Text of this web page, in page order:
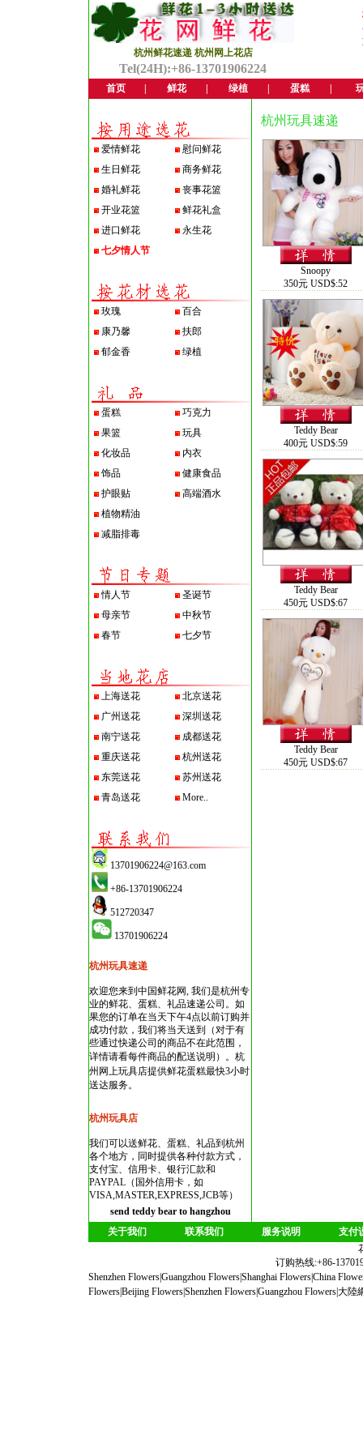
杭州鲜花速递 杭州网上花店
Tel(24H):+86-13701906224
首页 鲜花 绿植 蛋糕
爱情鲜花
慰问鲜花
生日鲜花
商务鲜花
婚礼鲜花
丧事花篮
开业花篮
鲜花礼盒
进口鲜花
永生花
七夕情人节
玫瑰
百合
康乃馨
扶郎
郁金香
绿植
蛋糕
巧克力
果篮
玩具
化妆品
内衣
饰品
健康食品
护眼贴
高端酒水
植物精油
减脂排毒
情人节
圣诞节
母亲节
中秋节
春节
七夕节
上海送花
北京送花
广州送花
深圳送花
南宁送花
成都送花
重庆送花
杭州送花
东莞送花
苏州送花
青岛送花
More..
13701906224@163.com
+86-13701906224
512720347
13701906224
杭州玩具速递
欢迎您来到中国鲜花网, 我们是杭州专
业的鲜花、蛋糕、礼品速递公司。如
果您的订单在当天下午4点以前订购并
成功付款，我们将当天送到（对于有
些通过快递公司的商品不在此范围，
详情请看每件商品的配送说明）。 杭
州网上玩具店提供鲜花蛋糕最快3小时
送达服务。
杭州玩具店
我们可以送鲜花、蛋糕、礼品到杭州
各个地方，同时提供各种付款方式，
支付宝、信用卡、银行汇款和
PAYPAL（国外信用卡，如
VISA,MASTER,EXPRESS,JCB等）
send teddy bear to hangzhou
杭州玩具速递
Snoopy
350元 USD$:52
Teddy Bear
400元 USD$:59
Teddy Bear
450元 USD$:67
Teddy Bear
450元 USD$:67
关于我们 联系我们 服务说明
支付
订购热线:+86-
Shenzhen FlowersGuangzhou FlowersShanghai FlowersChina
FlowersBeijing FlowersShenzhen FlowersGuangzhou Flowers大陸